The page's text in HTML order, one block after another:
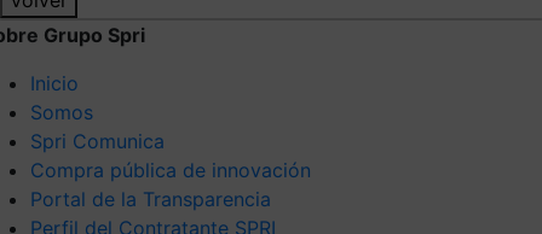
Grupo Spri
Inicio
Somos
Spri Comunica
Compra pública de innovación
Portal de la Transparencia
Perfil del Contratante SPRI